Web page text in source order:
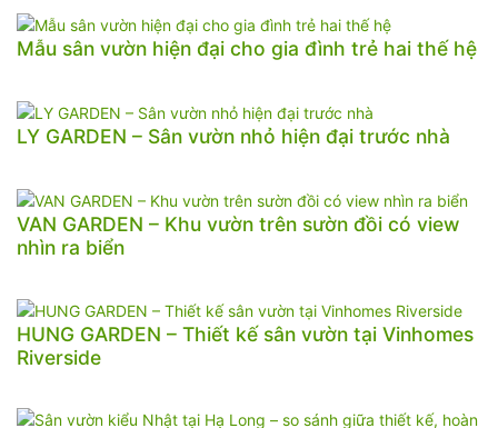
Mẫu sân vườn hiện đại cho gia đình trẻ hai thế hệ
LY GARDEN – Sân vườn nhỏ hiện đại trước nhà
VAN GARDEN – Khu vườn trên sườn đồi có view
nhìn ra biển
HUNG GARDEN – Thiết kế sân vườn tại Vinhomes
Riverside